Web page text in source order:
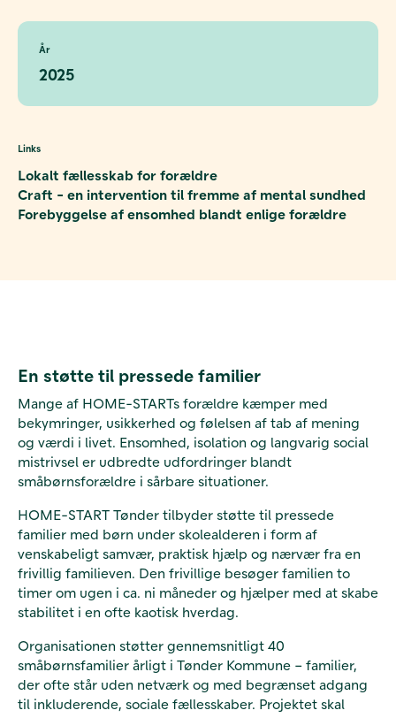
År
2025
Links
Lokalt fællesskab for forældre
Craft - en intervention til fremme af mental sundhed
Forebyggelse af ensomhed blandt enlige forældre
En støtte til pressede familier
Mange af HOME-STARTs forældre kæmper med
bekymringer, usikkerhed og følelsen af tab af mening
og værdi i livet. Ensomhed, isolation og langvarig social
mistrivsel er udbredte udfordringer blandt
småbørnsforældre i sårbare situationer.
HOME-START Tønder tilbyder støtte til pressede
familier med børn under skolealderen i form af
venskabeligt samvær, praktisk hjælp og nærvær fra en
frivillig familieven. Den frivillige besøger familien to
timer om ugen i ca. ni måneder og hjælper med at skabe
stabilitet i en ofte kaotisk hverdag.
Organisationen støtter gennemsnitligt 40
småbørnsfamilier årligt i Tønder Kommune – familier,
der ofte står uden netværk og med begrænset adgang
til inkluderende, sociale fællesskaber. Projektet skal